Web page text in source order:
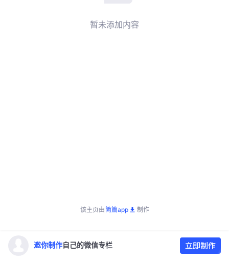
暂未添加内容
该主页由简篇app 制作
邀你制作 自己的微信专栏